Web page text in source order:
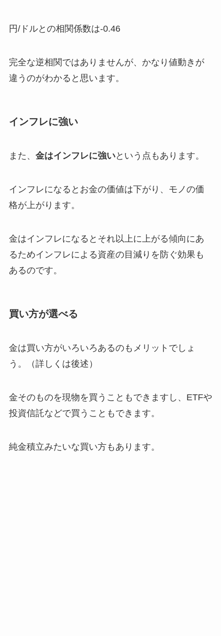
円/ドルとの相関係数は-0.46
完全な逆相関ではありませんが、かなり値動きが
違うのがわかると思います。
インフレに強い
また、 金はインフレに強いという点もあります。
インフレになるとお金の価値は下がり、モノの価
格が上がります。
金はインフレになるとそれ以上に上がる傾向にあ
るためインフレによる資産の目減りを防ぐ効果も
あるのです。
買い方が選べる
金は買い方がいろいろあるのもメリットでしょ
う。（詳しくは後述）
金そのものを現物を買うこともできますし、ETFや
投資信託などで買うこともできます。
純金積立みたいな買い方もあります。